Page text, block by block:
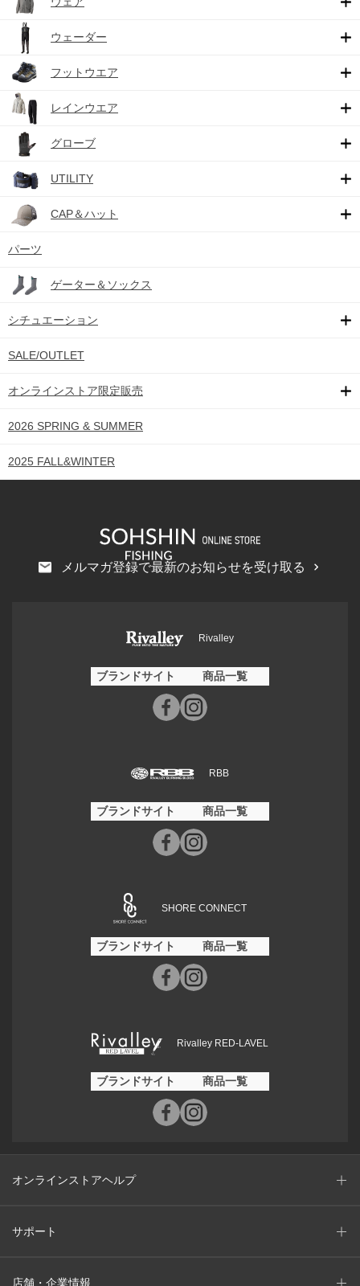
ウェーダー
フットウエア
レインウエア
グローブ
UTILITY
CAP＆ハット
パーツ
ゲーター＆ソックス
シチュエーション
SALE/OUTLET
オンラインストア限定販売
2026 SPRING & SUMMER
2025 FALL&WINTER
メルマガ登録で最新のお知らせを受け取る
Rivalley
ブランドサイト 商品一覧
RBB
ブランドサイト 商品一覧
SHORE CONNECT
ブランドサイト 商品一覧
Rivalley RED-LAVEL
ブランドサイト 商品一覧
オンラインストアヘルプ
サポート
店舗・企業情報